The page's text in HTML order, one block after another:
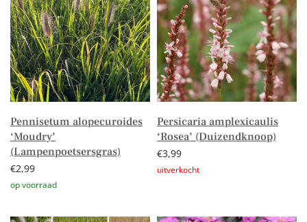
Pennisetum alopecuroides
‘Moudry’
(Lampenpoetsersgras)
€2,99
Persicaria amplexicaulis
‘Rosea’ (Duizendknoop)
€3,99